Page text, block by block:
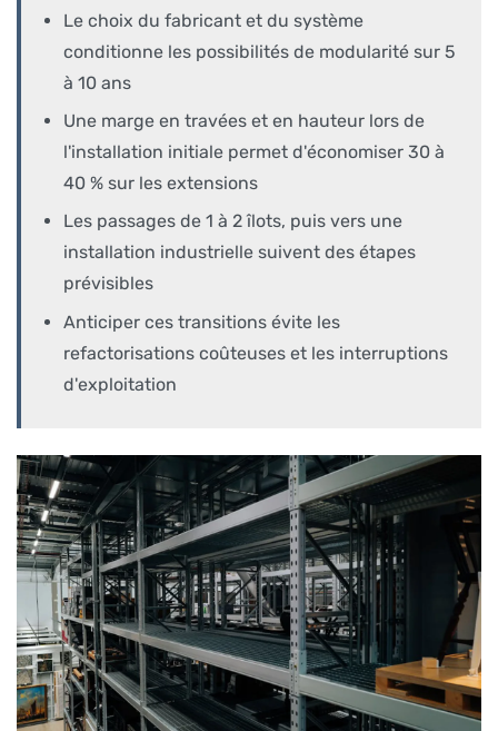
Le choix du fabricant et du système
conditionne les possibilités de modularité sur 5
à 10 ans
Une marge en travées et en hauteur lors de
l'installation initiale permet d'économiser 30 à
40 % sur les extensions
Les passages de 1 à 2 îlots, puis vers une
installation industrielle suivent des étapes
prévisibles
Anticiper ces transitions évite les
refactorisations coûteuses et les interruptions
d'exploitation